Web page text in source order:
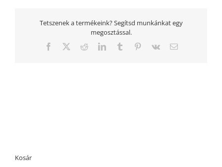
Tetszenek a termékeink? Segítsd munkánkat egy
megosztással.
Facebook
TwitterRedditLinkedInTumblr Pinterest
Vk Email:
Kosár